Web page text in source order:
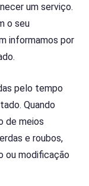
um serviço.
o seu
informamos por
pelo tempo
Quando
de meios
e roubos,
ou modificação